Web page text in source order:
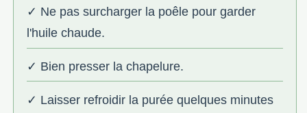
✓ Ne pas surcharger la poêle pour garder
l'huile chaude.
✓ Bien presser la chapelure.
✓ Laisser refroidir la purée quelques minutes